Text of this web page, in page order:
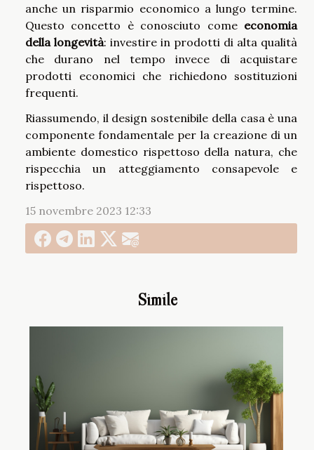
Simile
anche un risparmio economico a lungo termine.
Questo concetto è conosciuto come economia
della longevità: investire in prodotti di alta qualità
che durano nel tempo invece di acquistare
prodotti economici che richiedono sostituzioni
frequenti.
Riassumendo, il design sostenibile della casa è una
componente fondamentale per la creazione di un
ambiente domestico rispettoso della natura, che
rispecchia un atteggiamento consapevole e
rispettoso.
15 novembre 2023 12:33